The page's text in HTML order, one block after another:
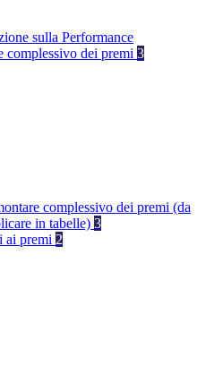
sulla Performance
complessivo dei premi 3
complessivo dei premi (da
in tabelle) 3
ai premi 2